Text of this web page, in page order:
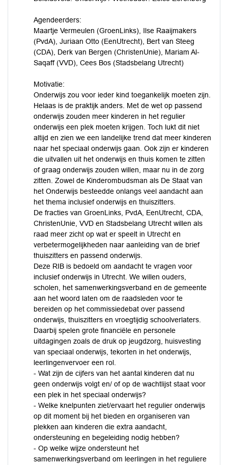
Agendeerders:
Maartje Vermeulen (GroenLinks), Ilse Raaijmakers
(PvdA), Juriaan Otto (EenUtrecht), Bert van Steeg
(CDA), Derk van Bergen (ChristenUnie), Mariam Al-
Saqaff (VVD), Cees Bos (Stadsbelang Utrecht)
Motivatie:
Onderwijs zou voor ieder kind toegankelijk moeten zijn.
Helaas is de praktijk anders. Met de wet op passend
onderwijs zouden meer kinderen in het regulier
onderwijs een plek moeten krijgen. Toch lukt dit niet
altijd en zien we een landelijke trend dat meer kinderen
naar het speciaal onderwijs gaan. Ook zijn er kinderen
die uitvallen uit het onderwijs en thuis komen te zitten
of graag onderwijs zouden willen, maar nu in de zorg
zitten. Zowel de Kinderombudsman als De Staat van
het Onderwijs besteedde onlangs veel aandacht aan
het thema inclusief onderwijs en thuiszitters.
De fracties van GroenLinks, PvdA, EenUtrecht, CDA,
ChristenUnie, VVD en Stadsbelang Utrecht willen als
raad meer zicht op wat er speelt in Utrecht en
verbetermogelijkheden naar aanleiding van de brief
thuiszitters en passend onderwijs.
Deze RIB is bedoeld om aandacht te vragen voor
inclusief onderwijs in Utrecht. We willen ouders,
scholen, het samenwerkingsverband en de gemeente
aan het woord laten om de raadsleden voor te
bereiden op het commissiedebat over passend
onderwijs, thuiszitters en vroegtijdig schoolverlaters.
Daarbij spelen grote financiële en personele
uitdagingen zoals de druk op jeugdzorg, huisvesting
van speciaal onderwijs, tekorten in het onderwijs,
leerlingenvervoer een rol.
- Wat zijn de cijfers van het aantal kinderen dat nu
geen onderwijs volgt en/ of op de wachtlijst staat voor
een plek in het speciaal onderwijs?
- Welke knelpunten ziet/ervaart het regulier onderwijs
op dit moment bij het bieden en organiseren van
plekken aan kinderen die extra aandacht,
ondersteuning en begeleiding nodig hebben?
- Op welke wijze ondersteunt het
samenwerkingsverband om leerlingen in het reguliere